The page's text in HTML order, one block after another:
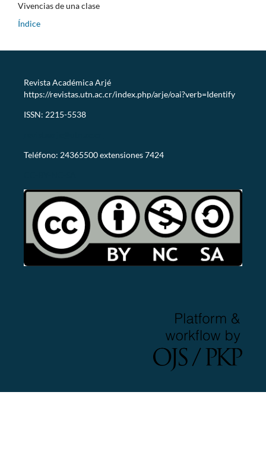
Vivencias de una clase
Índice
Revista Académica Arjé
https://revistas.utn.ac.cr/index.php/arje/oai?verb=Identify
ISSN: 2215-5538
Teléfono: 24365500 extensiones 7424